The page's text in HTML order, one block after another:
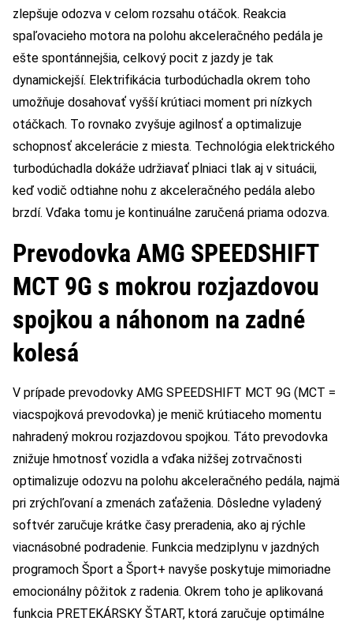
zlepšuje odozva v celom rozsahu otáčok. Reakcia
spaľovacieho motora na polohu akceleračného pedála je
ešte spontánnejšia, celkový pocit z jazdy je tak
dynamickejší. Elektrifikácia turbodúchadla okrem toho
umožňuje dosahovať vyšší krútiaci moment pri nízkych
otáčkach. To rovnako zvyšuje agilnosť a optimalizuje
schopnosť akcelerácie z miesta. Technológia elektrického
turbodúchadla dokáže udržiavať plniaci tlak aj v situácii,
keď vodič odtiahne nohu z akceleračného pedála alebo
brzdí. Vďaka tomu je kontinuálne zaručená priama odozva.
Prevodovka AMG SPEEDSHIFT
MCT 9G s mokrou rozjazdovou
spojkou a náhonom na zadné
kolesá
V prípade prevodovky AMG SPEEDSHIFT MCT 9G (MCT =
viacspojková prevodovka) je menič krútiaceho momentu
nahradený mokrou rozjazdovou spojkou. Táto prevodovka
znižuje hmotnosť vozidla a vďaka nižšej zotrvačnosti
optimalizuje odozvu na polohu akceleračného pedála, najmä
pri zrýchľovaní a zmenách zaťaženia. Dôsledne vyladený
softvér zaručuje krátke časy preradenia, ako aj rýchle
viacnásobné podradenie. Funkcia medziplynu v jazdných
programoch Šport a Šport+ navyše poskytuje mimoriadne
emocionálny pôžitok z radenia. Okrem toho je aplikovaná
funkcia PRETEKÁRSKY ŠTART, ktorá zaručuje optimálne